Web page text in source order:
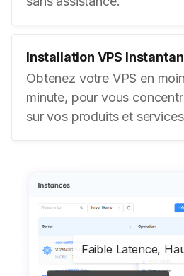
Installation VPS
Obtenez votre VPS en
minute, pour vous
sur vos produits et
Faible Latence,